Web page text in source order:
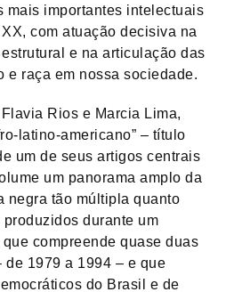
mais importantes intelectuais
com atuação decisiva na
e na articulação das
e raça em nossa sociedade.
Rios e Marcia Lima,
latino-americano” – título
um de seus artigos centrais
um panorama amplo da
negra tão múltipla quanto
durante um
compreende quase duas
1979 a 1994 – e que
do Brasil e de